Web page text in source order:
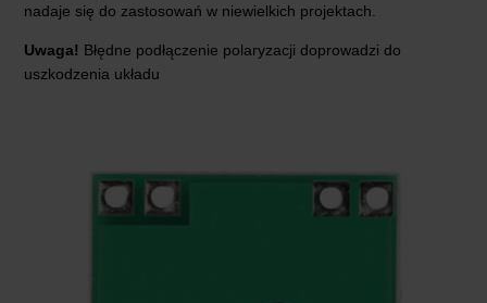
nadaje się do zastosowań w niewielkich projektach.
Uwaga! Błędne podłączenie polaryzacji doprowadzi do
uszkodzenia układu